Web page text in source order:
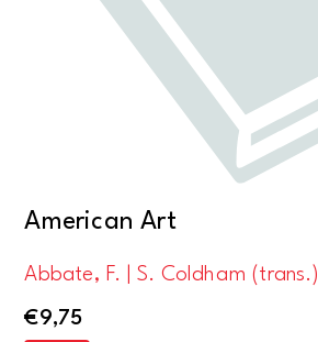
American Art
Abbate, F. | S. Coldham (trans.)
€9,75